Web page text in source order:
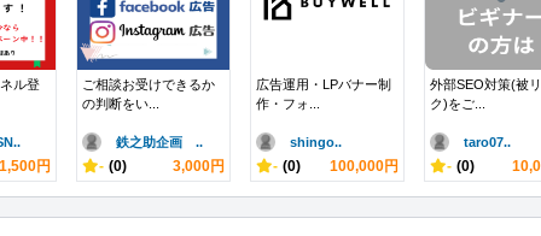
ル登
1,500円
ご相談お受けできるか
の判断をい...
鉄之助企画 ..
- (0) 3,000円
広告運用・LPバナー制
作・フォ...
shingo..
- (0) 100,000円
外部SEO対策(被
ク)をご...
taro07..
- (0)